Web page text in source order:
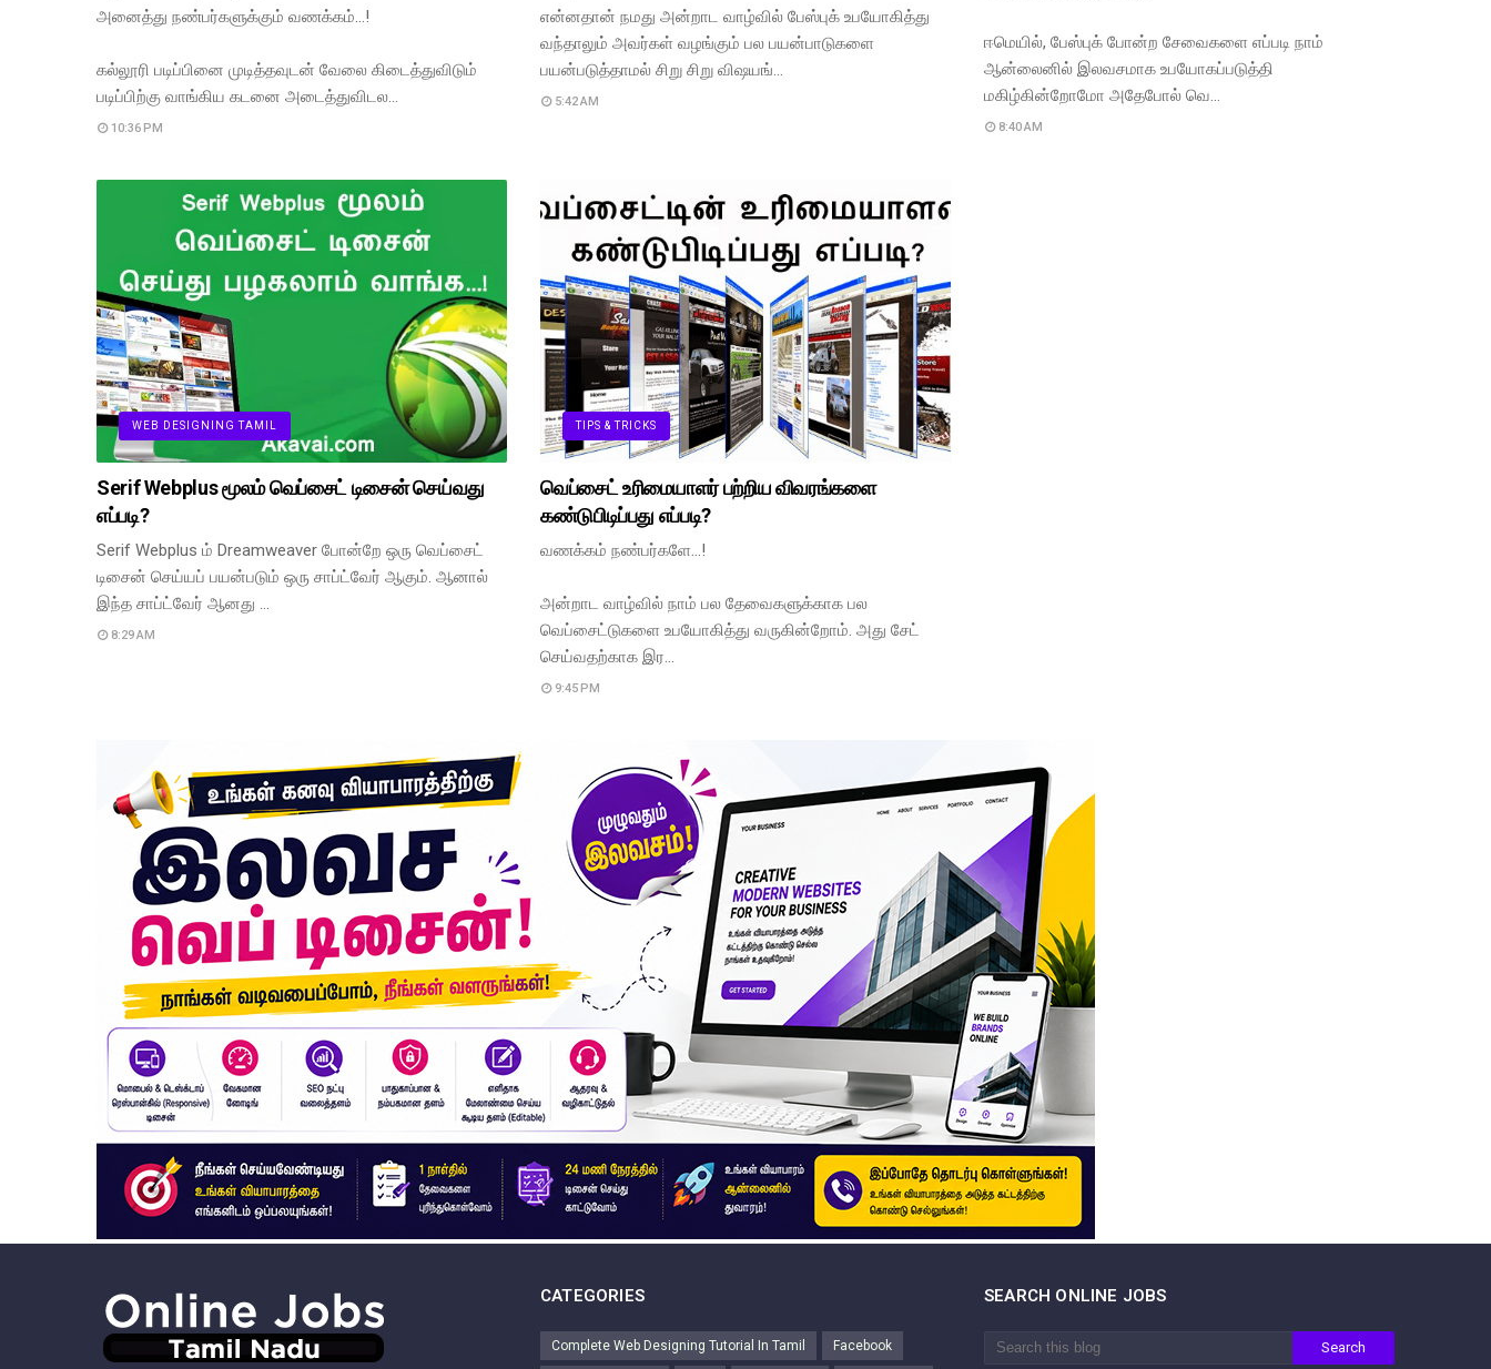
அனைத்து நண்பர்களுக்கும் வணக்கம்...!
கல்லூரி படிப்பினை முடித்தவுடன் வேலை கிடைத்துவிடும்
படிப்பிற்கு வாங்கிய கடனை அடைத்துவிடல…
10:36 PM
என்னதான் நமது அன்றாட வாழ்வில் பேஸ்புக் உபயோகித்து
வந்தாலும் அவர்கள் வழங்கும் பல பயன்பாடுகளை
பயன்படுத்தாமல் சிறு சிறு விஷயங்…
5:42 AM
ஈமெயில், பேஸ்புக் போன்ற சேவைகளை எப்படி நாம்
ஆன்லைனில் இலவசமாக உபயோகப்படுத்தி
மகிழ்கின்றோமோ அதேபோல் வெ…
8:40 AM
WEB DESIGNING TAMIL
Serif Webplus மூலம் வெப்சைட் டிசைன் செய்வது
எப்படி?
Serif Webplus ம் Dreamweaver போன்றே ஒரு வெப்சைட்
டிசைன் செய்யப் பயன்படும் ஒரு சாப்ட்வேர் ஆகும். ஆனால்
இந்த சாப்ட்வேர் ஆனது …
8:29 AM
TIPS & TRICKS
வெப்சைட் உரிமையாளர் பற்றிய விவரங்களை
கண்டுபிடிப்பது எப்படி?
வணக்கம் நண்பர்களே...!
அன்றாட வாழ்வில் நாம் பல தேவைகளுக்காக பல
வெப்சைட்டுகளை உபயோகித்து வருகின்றோம். அது சேட்
செய்வதற்காக இர…
9:45 PM
CATEGORIES
Complete Web Designing Tutorial In Tamil Facebook
SEARCH ONLINE JOBS